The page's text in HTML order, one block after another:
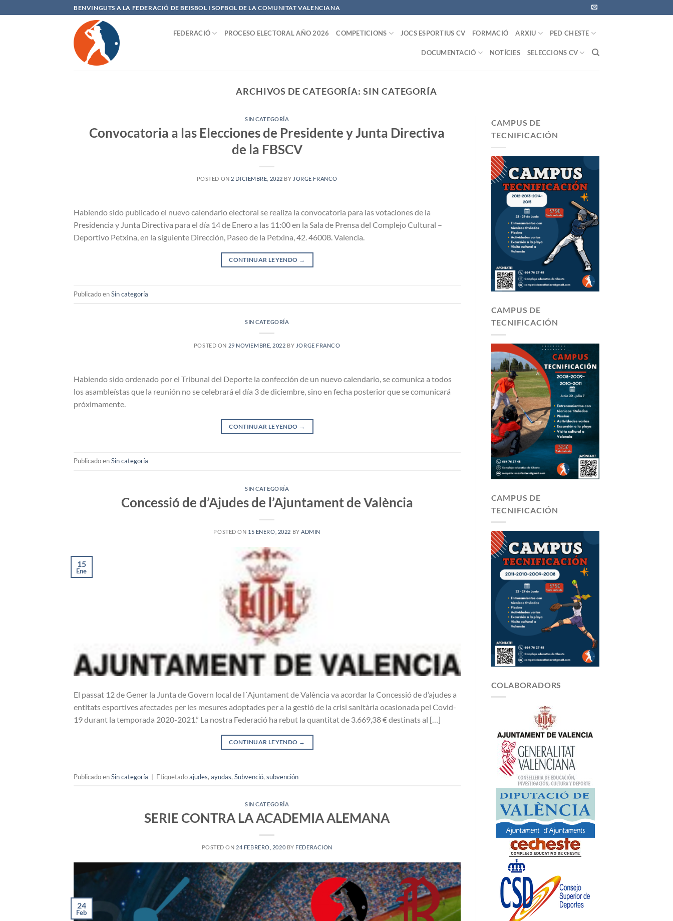
al
BENVINGUTS A LA FEDERACIÓ DE BEISBOL I SOFBOL DE LA COMUNITAT VALENCIANA
FEDERACIÓ PROCESO ELECTORAL AÑO 2026 COMPETICIONS JOCS ESPORTIUS CV FORMACIÓ ARXIU PED CHESTE
DOCUMENTACIÓ NOTÍCIES SELECCIONS CV
ARCHIVOS DE CATEGORÍA:SIN CATEGORÍA
SIN CATEGORÍA
Convocatoria a las Elecciones de Presidente y Junta Directiva
de la FBSCV
POSTED ON 2 DICIEMBRE, 2022 BY JORGE FRANCO
Habiendo sido publicado el nuevo calendario electoral se realiza la convocatoria para las votaciones de la
Presidencia y Junta Directiva para el día 14 de Enero a las 11:00 en la Sala de Prensa del Complejo Cultural –
Deportivo Petxina, en la siguiente Dirección, Paseo de la Petxina, 42. 46008. Valencia.
CONTINUAR LEYENDO →
Publicado enSin categoría
SIN CATEGORÍA
POSTED ON 29 NOVIEMBRE, 2022 BY JORGE FRANCO
Habiendo sido ordenado por el Tribunal del Deporte la confección de un nuevo calendario, se comunica a todos
los asambleístas que la reunión no se celebrará el día 3 de diciembre, sino en fecha posterior que se comunicará
próximamente.
CONTINUAR LEYENDO →
Publicado enSin categoría
SIN CATEGORÍA
Concessió de d’Ajudes de l’Ajuntament de València
POSTED ON 15 ENERO, 2022 BY ADMIN
15
Ene
El passat 12 de Gener la Junta de Govern local de l´Ajuntament de València va acordar la Concessió de d’ajudes a
entitats esportives afectades per les mesures adoptades per a la gestió de la crisi sanitària ocasionada pel Covid-
19 durant la temporada 2020-2021.” La nostra Federació ha rebut la quantitat de 3.669,38 € destinats al […]
CONTINUAR LEYENDO →
Publicado enSin categoría Etiquetadoajudes, ayudas, Subvenció, subvención
SIN CATEGORÍA
SERIE CONTRA LA ACADEMIA ALEMANA
POSTED ON 24 FEBRERO, 2020 BY FEDERACION
24
Feb
CAMPUS DE
TECNIFICACIÓN
CAMPUS DE
TECNIFICACIÓN
CAMPUS DE
TECNIFICACIÓN
COLABORADORS